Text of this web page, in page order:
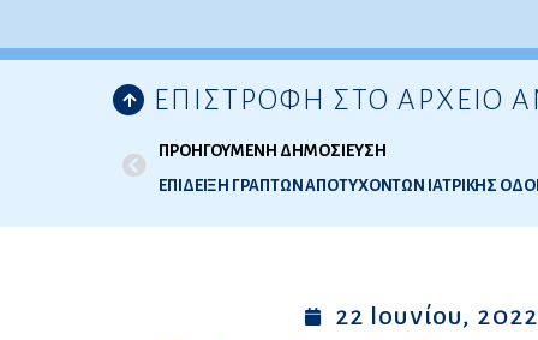
ΕΠΙΣΤΡΟΦΗ ΣΤΟ ΑΡΧΕΙΟ
ΠΡΟΗΓΟΥΜΕΝΗ ΔΗΜΟΣΙΕΥΣΗ
22 Ιουνίου, 2022